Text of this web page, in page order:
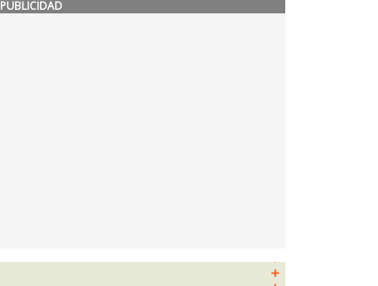
PUBLICIDAD